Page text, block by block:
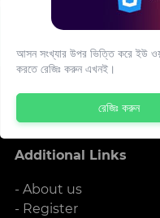
Additional Links
- About us
- Register
আসন সংখ্যার উপর ভিত্তি করে ইউ
করতে রেজিঃ করুন এখনই।
রেজিঃ করুন